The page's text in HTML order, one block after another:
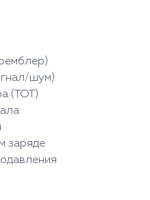
шум)
(TOT)
заряде